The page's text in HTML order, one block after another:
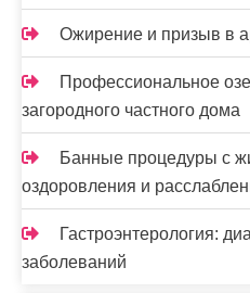
Ожирение и призыв в
Профессиональное
загородного частного дома
Банные процедуры с
оздоровления и
Гастроэнтерология:
заболеваний